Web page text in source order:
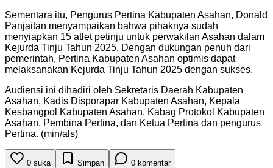
Sementara itu, Pengurus Pertina Kabupaten Asahan, Donald
Panjaitan menyampaikan bahwa pihaknya sudah
menyiapkan 15 atlet petinju untuk perwakilan Asahan dalam
Kejurda Tinju Tahun 2025. Dengan dukungan penuh dari
pemerintah, Pertina Kabupaten Asahan optimis dapat
melaksanakan Kejurda Tinju Tahun 2025 dengan sukses.
Audiensi ini dihadiri oleh Sekretaris Daerah Kabupaten
Asahan, Kadis Disporapar Kabupaten Asahan, Kepala
Kesbangpol Kabupaten Asahan, Kabag Protokol Kabupaten
Asahan, Pembina Pertina, dan Ketua Pertina dan pengurus
Pertina. (min/als)
0 suka Simpan 0 komentar